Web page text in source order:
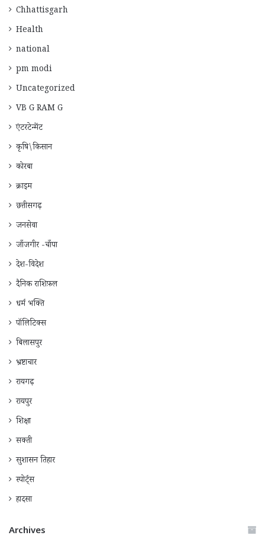
Chhattisgarh
Health
national
pm modi
Uncategorized
VB G RAM G
एंटरटेन्मेंट
कृषि\किसान
कोरबा
क्राइम
छत्तीसगढ़
जनसेवा
जाँजगीर -चाँपा
देश-विदेश
दैनिक राशिफ़ल
धर्म भक्ति
पॉलिटिक्स
बिलासपुर
भ्रष्टाचार
रायगढ़
रायपुर
शिक्षा
सक्ती
सुशासन तिहार
स्पोर्ट्स
हादसा
Archives